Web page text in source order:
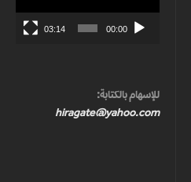
00:00
03:14
للإسهام بالكتابة:
hiragate@yahoo.com